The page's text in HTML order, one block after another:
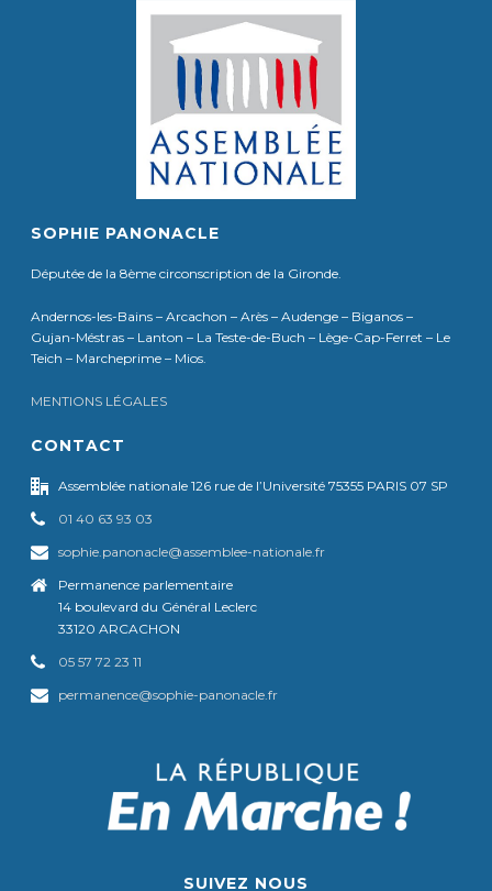
SOPHIE PANONACLE
Députée de la 8ème circonscription de la Gironde.
Andernos-les-Bains – Arcachon – Arès – Audenge – Biganos –
Gujan-Méstras – Lanton – La Teste-de-Buch – Lège-Cap-Ferret – Le
Teich – Marcheprime – Mios.
MENTIONS LÉGALES
CONTACT
Assemblée nationale 126 rue de l’Université 75355 PARIS 07 SP
01 40 63 93 03
sophie.panonacle@assemblee-nationale.fr
Permanence parlementaire
14 boulevard du Général Leclerc
33120 ARCACHON
05 57 72 23 11
permanence@sophie-panonacle.fr
SUIVEZ NOUS